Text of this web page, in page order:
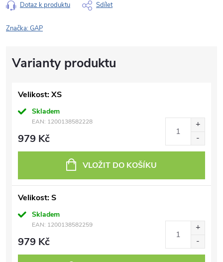
Dotaz k produktu Sdílet
Značka:GAP
Velikost: XS
Skladem
EAN: 1200138582228
979 Kč
VLOŽIT DO KOŠÍKU
Velikost: S
Skladem
EAN: 1200138582259
979 Kč